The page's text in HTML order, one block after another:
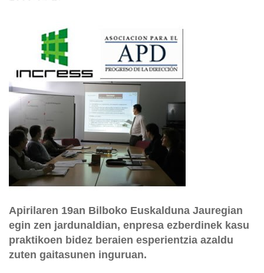
Apirilaren 19an Bilboko Euskalduna Jauregian
egin zen jardunaldian, enpresa ezberdinek kasu
praktikoen bidez beraien esperientzia azaldu
zuten gaitasunen inguruan.